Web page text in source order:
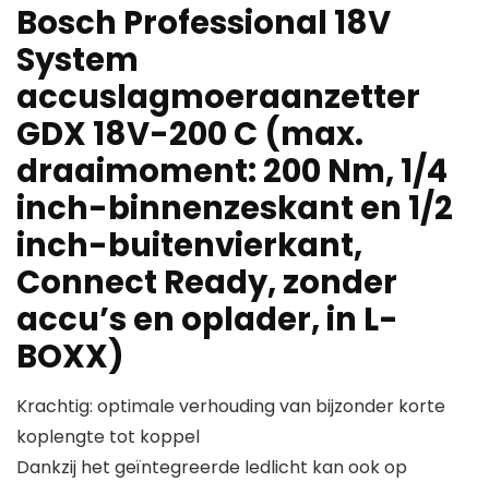
Bosch Professional 18V
System
accuslagmoeraanzetter
GDX 18V-200 C (max.
draaimoment: 200 Nm, 1/4
inch-binnenzeskant en 1/2
inch-buitenvierkant,
Connect Ready, zonder
accu’s en oplader, in L-
BOXX)
Krachtig: optimale verhouding van bijzonder korte
koplengte tot koppel
Dankzij het geïntegreerde ledlicht kan ook op